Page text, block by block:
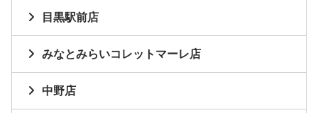
目黒駅前店
みなとみらいコレットマーレ店
中野店